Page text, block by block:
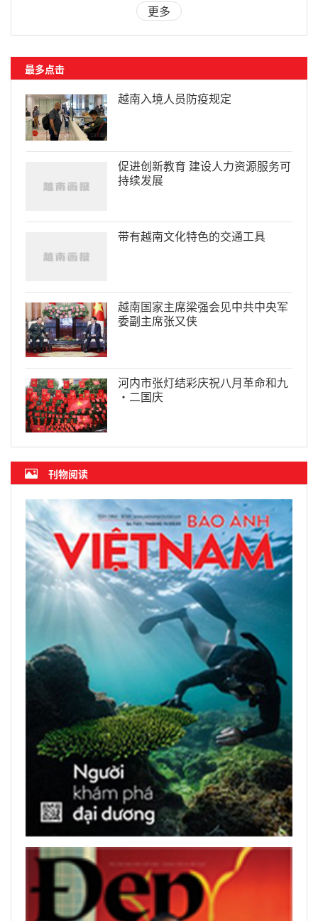
更多
最多点击
越南入境人员防疫规定
促进创新教育 建设人力资源服务可
持续发展
带有越南文化特色的交通工具
越南国家主席梁强会见中共中央军
委副主席张又侠
河内市张灯结彩庆祝八月革命和九
·二国庆
刊物阅读